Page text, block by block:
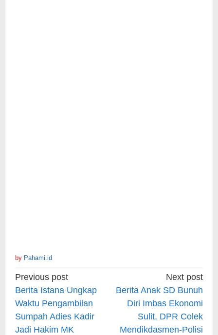
by Pahami.id
Post
navigation
Previous post
Berita Istana Ungkap
Waktu Pengambilan
Sumpah Adies Kadir
Jadi Hakim MK
Next post
Berita Anak SD Bunuh
Diri Imbas Ekonomi
Sulit, DPR Colek
Mendikdasmen-Polisi